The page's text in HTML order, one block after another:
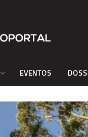
EVENTOS